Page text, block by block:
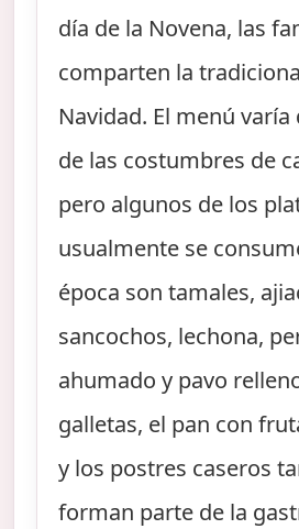
día de la Novena, las
comparten la
Navidad. El menú
de las costumbres de
pero algunos de los
usualmente se
época son tamales,
sancochos, lechona,
ahumado y pavo
galletas, el pan con
y los postres caseros
forman parte de la